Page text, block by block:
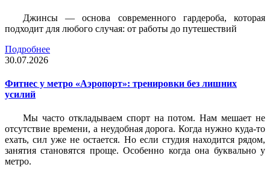
Джинсы — основа современного гардероба, которая
подходит для любого случая: от работы до путешествий
Подробнее
30.07.2026
Фитнес у метро «Аэропорт»: тренировки без лишних
усилий
Мы часто откладываем спорт на потом. Нам мешает не
отсутствие времени, а неудобная дорога. Когда нужно куда-то
ехать, сил уже не остается. Но если студия находится рядом,
занятия становятся проще. Особенно когда она буквально у
метро.